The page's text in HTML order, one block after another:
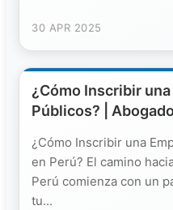
30 APR 2025
¿Cómo Inscribir
Públicos? |
¿Cómo Inscribir una
en Perú? El camino
Perú comienza con un
tu...